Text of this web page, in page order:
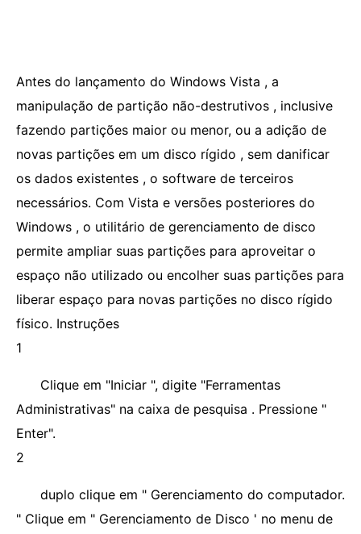
Antes do lançamento do Windows Vista , a
manipulação de partição não-destrutivos , inclusive
fazendo partições maior ou menor, ou a adição de
novas partições em um disco rígido , sem danificar
os dados existentes , o software de terceiros
necessários. Com Vista e versões posteriores do
Windows , o utilitário de gerenciamento de disco
permite ampliar suas partições para aproveitar o
espaço não utilizado ou encolher suas partições para
liberar espaço para novas partições no disco rígido
físico. Instruções
1
Clique em "Iniciar ", digite "Ferramentas
Administrativas" na caixa de pesquisa . Pressione "
Enter".
2
duplo clique em " Gerenciamento do computador.
" Clique em " Gerenciamento de Disco ' no menu de